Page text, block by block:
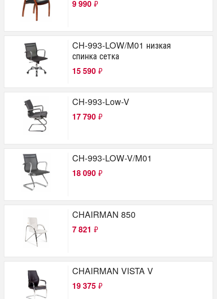
Производство
Россия
Китай
Белоруссия
Допустимый вес
100
120
250
Обивка
Ткань TW
Экокожа
Кожа с компаньоном
Сетка
Искусственная кожа
Крестовина
Пластик ABC
Металл
Хромированный металл
Накладки из натурального дерева
9 990 ₽
CH-993-LOW/M01 низкая
спинка сетка
15 590 ₽
CH-993-Low-V
17 790 ₽
CH-993-LOW-V/M01
18 090 ₽
CHAIRMAN 850
7 821 ₽
CHAIRMAN VISTA V
19 375 ₽